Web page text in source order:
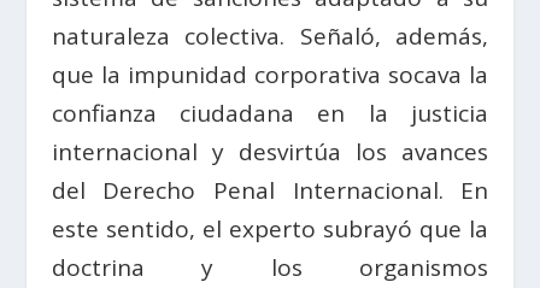
naturaleza colectiva. Señaló, además,
que la impunidad corporativa socava la
confianza ciudadana en la justicia
internacional y desvirtúa los avances
del Derecho Penal Internacional. En
este sentido, el experto subrayó que la
doctrina y los organismos